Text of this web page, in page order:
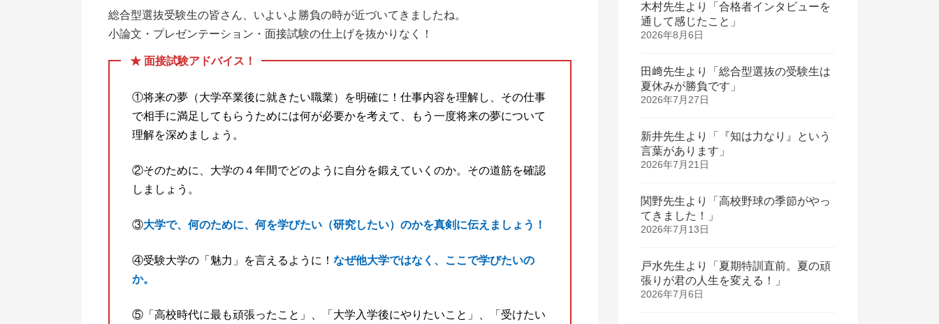
総合型選抜受験生の皆さん、いよいよ勝負の時が近づいてきましたね。
小論文・プレゼンテーション・面接試験の仕上げを抜かりなく！
★ 面接試験アドバイス！
①将来の夢（大学卒業後に就きたい職業）を明確に！仕事内容を理解し、その仕事
で相手に満足してもらうためには何が必要かを考えて、もう一度将来の夢について
理解を深めましょう。
②そのために、大学の４年間でどのように自分を鍛えていくのか。その道筋を確認
しましょう。
③大学で、何のために、何を学びたい（研究したい）のかを真剣に伝えましょう！
④受験大学の「魅力」を言えるように！なぜ他大学ではなく、ここで学びたいの
か。
⑤「高校時代に最も頑張ったこと」、「大学入学後にやりたいこと」、「受けたい
木村先生より「合格者インタビューを
通して感じたこと」
2026年8月6日
田﨑先生より「総合型選抜の受験生は
夏休みが勝負です」
2026年7月27日
新井先生より「『知は力なり』という
言葉があります」
2026年7月21日
関野先生より「高校野球の季節がやっ
てきました！」
2026年7月13日
戸水先生より「夏期特訓直前。夏の頑
張りが君の人生を変える！」
2026年7月6日